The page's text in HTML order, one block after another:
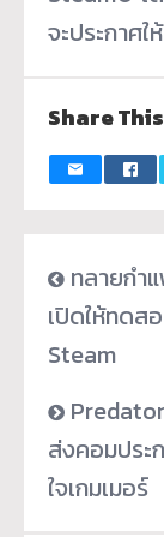
จะประกาศ
Share
ทลายกำ
เปิดให้ทดส
Steam
ส่งคอมประ
ใจเกมเมอร์